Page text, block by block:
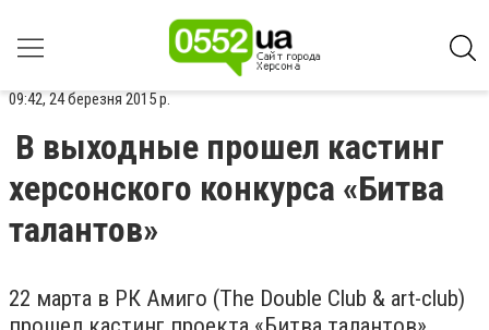
09:42, 24 березня 2015 р.
В выходные прошел кастинг
херсонского конкурса «Битва
талантов»
22 марта в РК Амиго (The Double Club & art-club)